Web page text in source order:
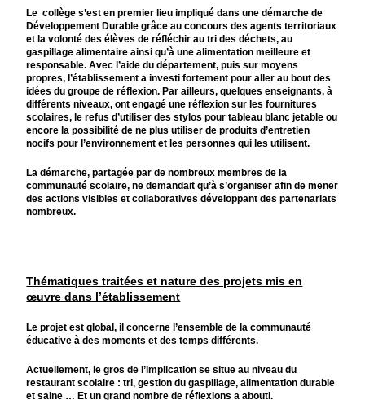
Le collège s’est en premier lieu impliqué dans une démarche de
Développement Durable grâce au concours des agents territoriaux
et la volonté des élèves de réfléchir au tri des déchets, au
gaspillage alimentaire ainsi qu’à une alimentation meilleure et
responsable. Avec l’aide du département, puis sur moyens
propres, l’établissement a investi fortement pour aller au bout des
idées du groupe de réflexion. Par ailleurs, quelques enseignants, à
différents niveaux, ont engagé une réflexion sur les fournitures
scolaires, le refus d’utiliser des stylos pour tableau blanc jetable ou
encore la possibilité de ne plus utiliser de produits d’entretien
nocifs pour l’environnement et les personnes qui les utilisent.
La démarche, partagée par de nombreux membres de la
communauté scolaire, ne demandait qu’à s’organiser afin de mener
des actions visibles et collaboratives développant des partenariats
nombreux.
Thématiques traitées et nature des projets mis en
œuvre dans l’établissement
Le projet est global, il concerne l’ensemble de la communauté
éducative à des moments et des temps différents.
Actuellement, le gros de l’implication se situe au niveau du
restaurant scolaire : tri, gestion du gaspillage, alimentation durable
et saine … Et un grand nombre de réflexions a abouti.